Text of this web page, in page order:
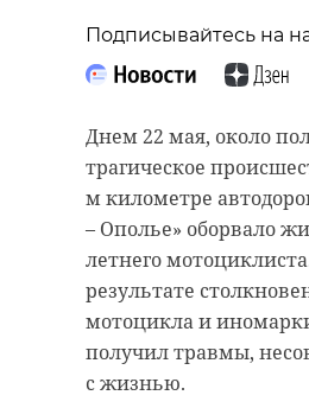
Подписывайтесь на
Днем 22 мая, около
трагическое
м километре
– Ополье» оборвало
летнего
результате
мотоцикла и
получил травмы,
с жизнью.